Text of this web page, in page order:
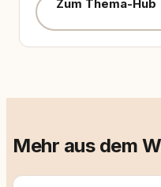
Zum Thema-Hub
Mehr aus dem